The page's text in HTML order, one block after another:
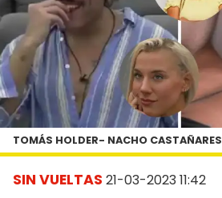
SIN VUELTAS 21-03-2023 11:42
TOMÁS HOLDER- NACHO CASTAÑARES